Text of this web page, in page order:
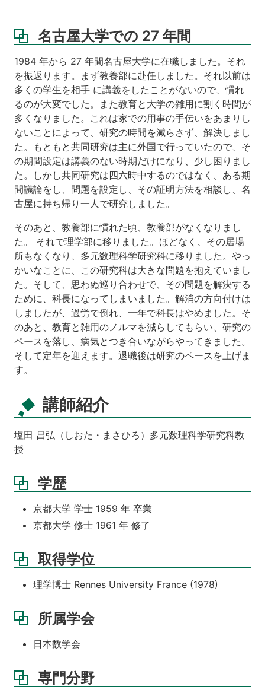
名古屋大学での 27 年間
1984 年から 27 年間名古屋大学に在職しました。それ
を振返ります。まず教養部に赴任しました。それ以前は
多くの学生を相手 に講義をしたことがないので、慣れ
るのが大変でした。また教育と大学の雑用に割く時間が
多くなりました。これは家での用事の手伝いをあまりし
ないことによって、研究の時間を減らさず、解決しまし
た。もともと共同研究は主に外国で行っていたので、そ
の期間設定は講義のない時期だけになり、少し困りまし
た。しかし共同研究は四六時中するのではなく、ある期
間議論をし、問題を設定し、その証明方法を相談し、名
古屋に持ち帰り一人で研究しました。
そのあと、教養部に慣れた頃、教養部がなくなりまし
た。 それで理学部に移りました。ほどなく、その居場
所もなくなり、多元数理科学研究科に移りました。やっ
かいなことに、この研究科は大きな問題を抱えていまし
た。そして、思わぬ巡り合わせで、その問題を解決する
ために、科長になってしまいました。解消の方向付けは
しましたが、過労で倒れ、一年で科長はやめました。そ
のあと、教育と雑用のノルマを減らしてもらい、研究の
ペースを落し、病気とつき合いながらやってきました。
そして定年を迎えます。退職後は研究のペースを上げま
す。
講師紹介
塩田 昌弘（しおた・まさひろ）多元数理科学研究科教
授
学歴
京都大学 学士 1959 年 卒業
京都大学 修士 1961 年 修了
取得学位
理学博士 Rennes University France (1978)
所属学会
日本数学会
専門分野